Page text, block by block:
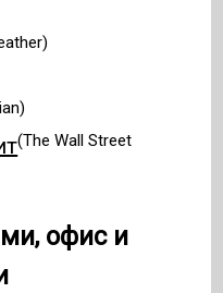
(The Wall Street
офис и